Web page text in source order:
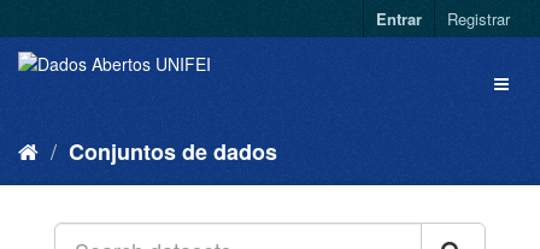
Entrar Registrar
Conjuntos de dados